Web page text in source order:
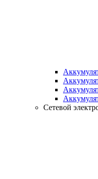
Сетевой